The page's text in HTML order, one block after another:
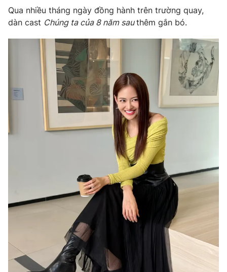
Qua nhiều tháng ngày đồng hành trên trường quay,
dàn cast Chúng ta của 8 năm sauthêm gắn bó.